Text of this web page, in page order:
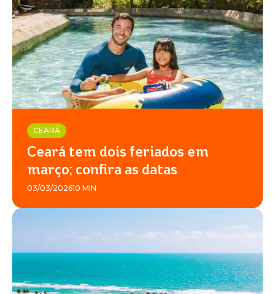
BEACH
PARK
RESORT
CEARÁ
Ceará tem dois feriados em
março; confira as datas
03/03/202610 MIN